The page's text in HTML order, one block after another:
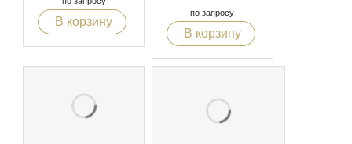
В корзину
по запросу
В корзину